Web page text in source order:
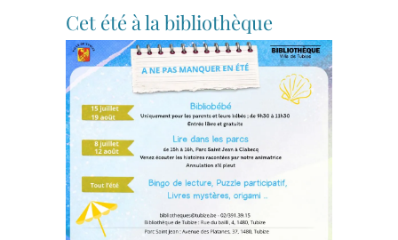
Cet été à la bibliothèque